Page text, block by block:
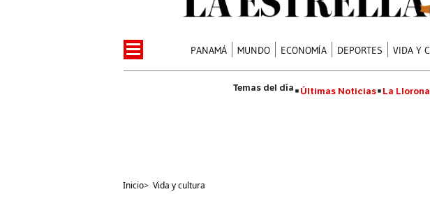
PANAMÁ MUNDO ECONOMÍA DEPORTES VIDA Y
Últimas Noticias La Llorona
Inicio> Vida y cultura